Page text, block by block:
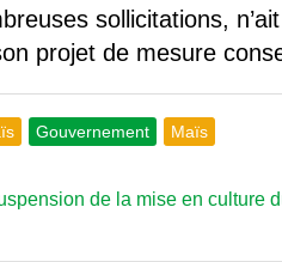
sollicitations,
projet de mesure
Gouvernement Maïs
de la mise en culture